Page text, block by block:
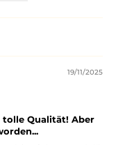
19/11/2025
tolle Qualität! Aber